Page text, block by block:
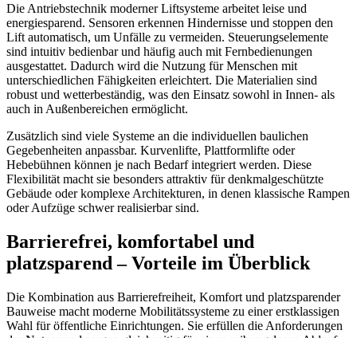
Die Antriebstechnik moderner Liftsysteme arbeitet leise und
energiesparend. Sensoren erkennen Hindernisse und stoppen den
Lift automatisch, um Unfälle zu vermeiden. Steuerungselemente
sind intuitiv bedienbar und häufig auch mit Fernbedienungen
ausgestattet. Dadurch wird die Nutzung für Menschen mit
unterschiedlichen Fähigkeiten erleichtert. Die Materialien sind
robust und wetterbeständig, was den Einsatz sowohl in Innen- als
auch in Außenbereichen ermöglicht.
Zusätzlich sind viele Systeme an die individuellen baulichen
Gegebenheiten anpassbar. Kurvenlifte, Plattformlifte oder
Hebebühnen können je nach Bedarf integriert werden. Diese
Flexibilität macht sie besonders attraktiv für denkmalgeschützte
Gebäude oder komplexe Architekturen, in denen klassische Rampen
oder Aufzüge schwer realisierbar sind.
Barrierefrei, komfortabel und
platzsparend – Vorteile im Überblick
Die Kombination aus Barrierefreiheit, Komfort und platzsparender
Bauweise macht moderne Mobilitätssysteme zu einer erstklassigen
Wahl für öffentliche Einrichtungen. Sie erfüllen die Anforderungen